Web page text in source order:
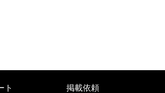
ト 掲載依頼